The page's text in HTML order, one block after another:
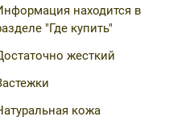
находится в
"Где купить"
жесткий
кожа